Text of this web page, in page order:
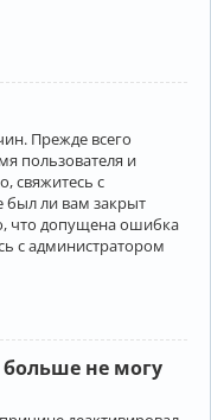
Прежде всего
пользователя и
свяжитесь с
был ли вам закрыт
что допущена ошибка
с администратором
не могу